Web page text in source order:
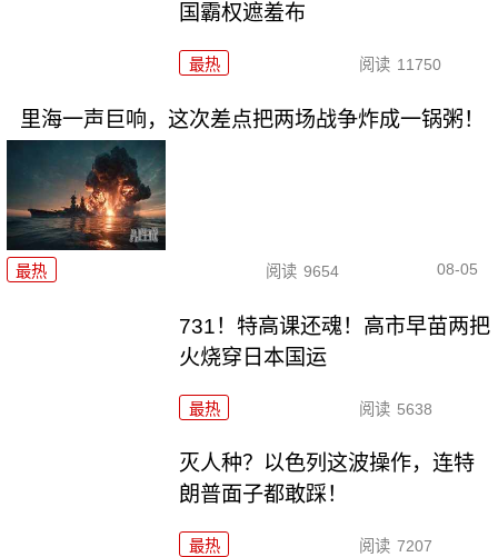
国霸权遮羞布
最热 阅读 11750
里海一声巨响，这次差点把两场战争炸成一锅粥！
最热 阅读 9654 08-05
731！特高课还魂！高市早苗两把
火烧穿日本国运
最热 阅读 5638
灭人种？以色列这波操作，连特
朗普面子都敢踩！
最热 阅读 7207